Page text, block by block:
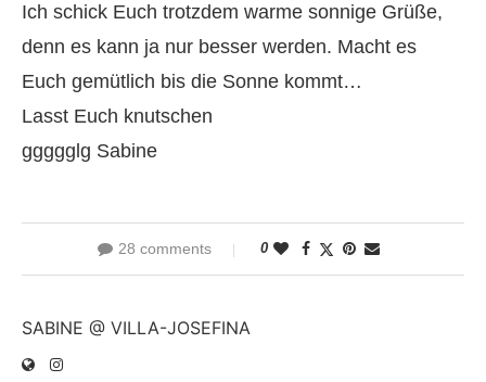
Ich schick Euch trotzdem warme sonnige Grüße,
denn es kann ja nur besser werden. Macht es
Euch gemütlich bis die Sonne kommt…
Lasst Euch knutschen
ggggglg Sabine
28 comments 0
SABINE @ VILLA-JOSEFINA